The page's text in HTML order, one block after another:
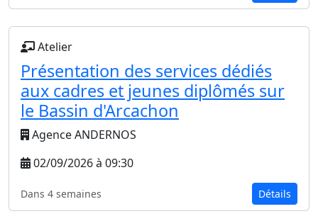
Atelier
Présentation des services dédiés
aux cadres et jeunes diplômés sur
le Bassin d'Arcachon
Agence ANDERNOS
02/09/2026 à 09:30
Dans 4 semaines Détails